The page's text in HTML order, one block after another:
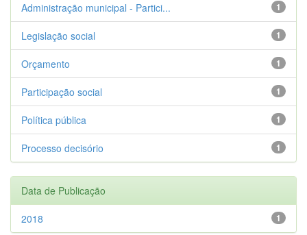
1
Administração municipal - Partici...
1
Legislação social
1
Orçamento
1
Participação social
1
Política pública
1
Processo decisório
Data de Publicação
1
2018